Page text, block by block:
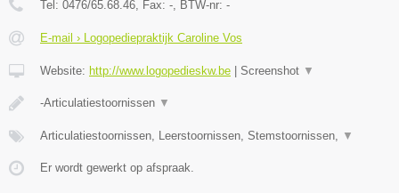
Tel: 0476/65.68.46, Fax: -, BTW-nr: -
E-mail › Logopediepraktijk Caroline Vos
Website: http://www.logopedieskw.be Screenshot ▼
-Articulatiestoornissen ▼
Articulatiestoornissen, Leerstoornissen, Stemstoornissen, ▼
Er wordt gewerkt op afspraak.